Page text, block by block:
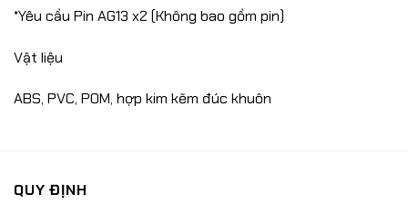
*Yêu cầu Pin AG13 x2 (Không bao gồm pin)
Vật liệu
ABS, PVC, POM, hợp kim kẽm đúc khuôn
QUY ĐỊNH